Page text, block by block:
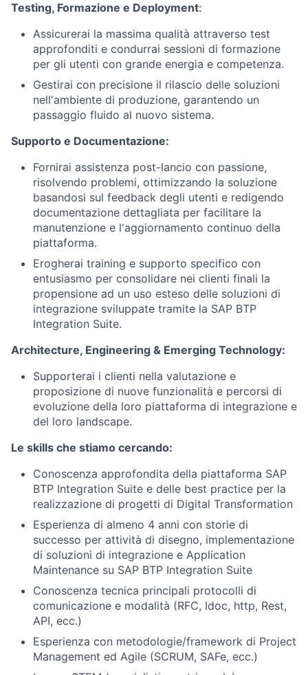
Testing, Formazione e Deployment:
Assicurerai la massima qualità attraverso test
approfonditi e condurrai sessioni di formazione
per gli utenti con grande energia e competenza.
Gestirai con precisione il rilascio delle soluzioni
nell'ambiente di produzione, garantendo un
passaggio fluido al nuovo sistema.
Supporto e Documentazione:
Fornirai assistenza post-lancio con passione,
risolvendo problemi, ottimizzando la soluzione
basandosi sul feedback degli utenti e redigendo
documentazione dettagliata per facilitare la
manutenzione e l'aggiornamento continuo della
piattaforma.
Erogherai training e supporto specifico con
entusiasmo per consolidare nei clienti finali la
propensione ad un uso esteso delle soluzioni di
integrazione sviluppate tramite la SAP BTP
Integration Suite.
Architecture, Engineering & Emerging Technology:
Supporterai i clienti nella valutazione e
proposizione di nuove funzionalità e percorsi di
evoluzione della loro piattaforma di integrazione e
del loro landscape.
Le skills che stiamo cercando:
Conoscenza approfondita della piattaforma SAP
BTP Integration Suite e delle best practice per la
realizzazione di progetti di Digital Transformation
Esperienza di almeno 4 anni con storie di
successo per attività di disegno, implementazione
di soluzioni di integrazione e Application
Maintenance su SAP BTP Integration Suite
Conoscenza tecnica principali protocolli di
comunicazione e modalità (RFC, Idoc, http, Rest,
API, ecc.)
Esperienza con metodologie/framework di Project
Management ed Agile (SCRUM, SAFe, ecc.)